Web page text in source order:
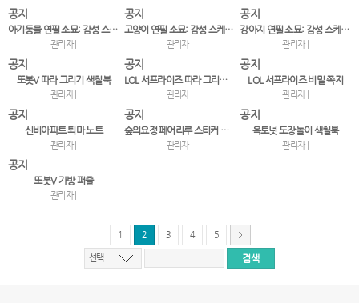
공지
아기동물 연필 소묘: 감성 스케치, 오늘도 그리기
관리자 |
공지
고양이 연필 소묘: 감성 스케치, 오늘도 그리기
관리자 |
공지
강아지 연필 소묘: 감성 스케치, 오늘도 그리기
관리자 |
공지
또봇V 따라 그리기 색칠북
관리자 |
공지
LOL 서프라이즈 따라 그리기 색칠북
관리자 |
공지
LOL 서프라이즈 비밀 쪽지
관리자 |
공지
신비아파트 퇴마 노트
관리자 |
공지
숲의요정 페어리루 스티커 코디북 2
관리자 |
공지
옥토넛 도장놀이 색칠북
관리자 |
공지
또봇V 가방 퍼즐
관리자 |
1 2 3 4 5
선택